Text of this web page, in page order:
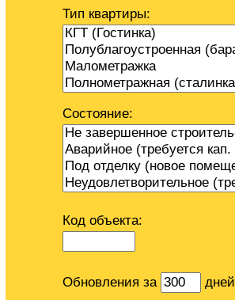
Тип квартиры:
Состояние:
Код объекта:
Обновления за дней